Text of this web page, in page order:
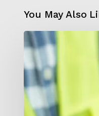
You May Also